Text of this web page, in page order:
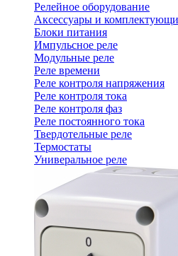
Релейное оборудование
Аксессуары и
Блоки питания
Импульсное реле
Модульные реле
Реле времени
Реле контроля напряжения
Реле контроля тока
Реле контроля фаз
Реле постоянного тока
Твердотельные реле
Термостаты
Универальное реле